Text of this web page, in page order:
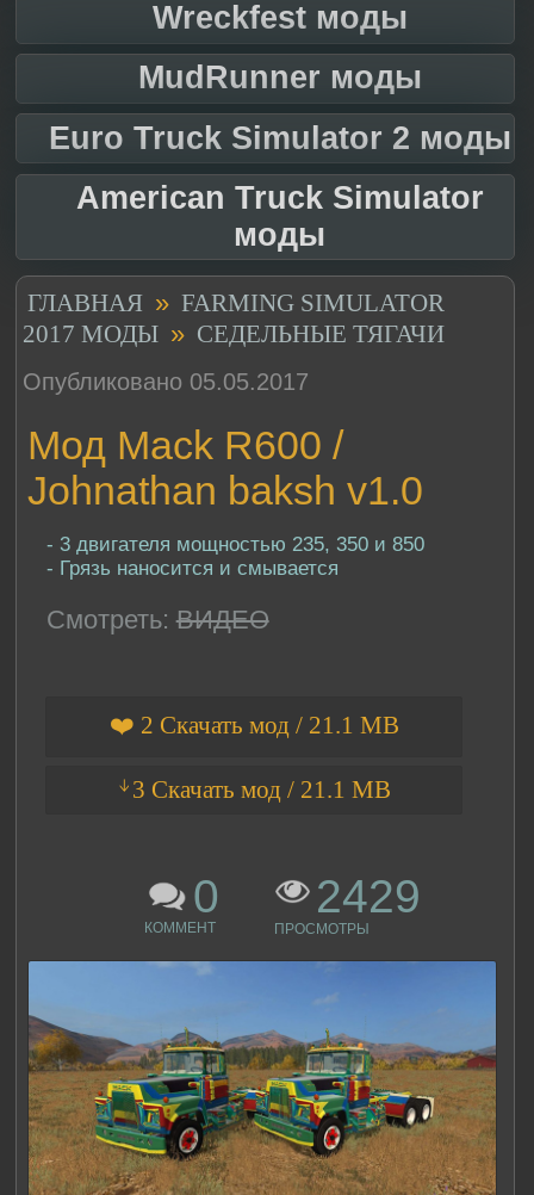
Wreckfest моды
MudRunner моды
Euro Truck Simulator 2 моды
American Truck Simulator
моды
ГЛАВНАЯ » FARMING SIMULATOR
2017 МОДЫ » СЕДЕЛЬНЫЕ ТЯГАЧИ
Опубликовано 05.05.2017
Мод Mack R600 /
Johnathan baksh v1.0
- 3 двигателя мощностью 235, 350 и 850
- Грязь наносится и смывается
Смотреть: ВИДЕО
❤️ 2 Скачать мод / 21.1 MB
ᛎ3 Скачать мод / 21.1 MB
0
КОММЕНТ
2429
ПРОСМОТРЫ